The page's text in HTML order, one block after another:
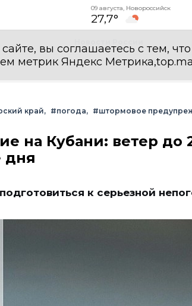
09 августа, Новороссийск
27,7°
вы соглашаетесь с тем,
метрик Яндекс
край #погода #штормовое
на Кубани: ветер до
дня
к серьезной